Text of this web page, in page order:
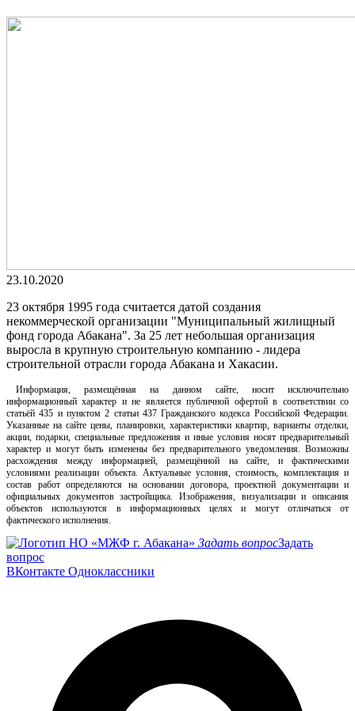
23.10.2020
23 октября 1995 года считается датой создания
некоммерческой организации "Муниципальный жилищный
фонд города Абакана". За 25 лет небольшая организация
выросла в крупную строительную компанию - лидера
строительной отрасли города Абакана и Хакасии.
Информация, размещённая на данном сайте, носит исключительно
информационный характер и не является публичной офертой в соответствии со
статьёй 435 и пунктом 2 статьи 437 Гражданского кодекса Российской Федерации.
Указанные на сайте цены, планировки, характеристики квартир, варианты отделки,
акции, подарки, специальные предложения и иные условия носят предварительный
характер и могут быть изменены без предварительного уведомления. Возможны
расхождения между информацией, размещённой на сайте, и фактическими
условиями реализации объекта. Актуальные условия, стоимость, комплектация и
состав работ определяются на основании договора, проектной документации и
официальных документов застройщика. Изображения, визуализации и описания
объектов используются в информационных целях и могут отличаться от
фактического исполнения.
Задать вопросЗадать
вопрос
ВКонтакте Одноклассники